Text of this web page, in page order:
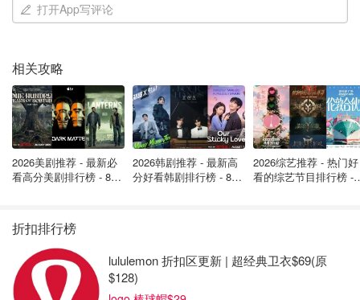
NyQuil夜间止咳药水
具有安眠作用，用于缓解感冒与流
感症状，还有止咳。
打开App写评论
相关攻略
2026美剧推荐 - 最新必
看高分美剧排行榜 - 8月
2026韩剧推荐 - 最新高
分好看韩剧排行榜 - 8月
2026综艺推荐 - 热门好
看的综艺节目排行榜 -
折扣排行榜
lululemon 折扣区更新 | 超经典卫衣$69(原
$128)